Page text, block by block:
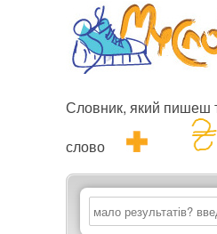
Словник, який пишеш
слово